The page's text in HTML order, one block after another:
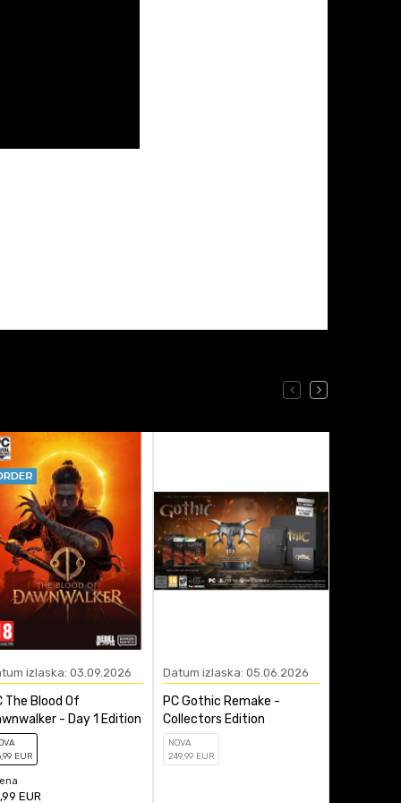
izlaska: 03.09.2026
The Blood Of
- Day 1 Edition
,99 EUR
EUR
Datum izlaska: 05.06.2026
PC Gothic Remake -
Collectors Edition
NOVA
249,99 EUR